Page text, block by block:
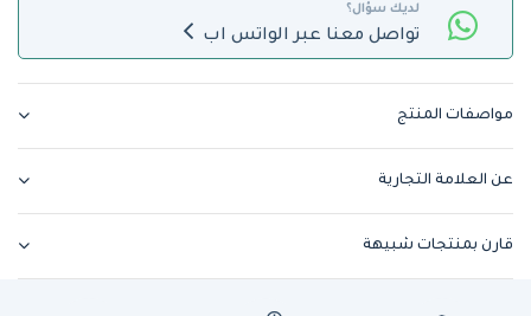
لديك سؤال؟
تواصل معنا عبر الواتس اب
مواصفات المنتج
عن العلامة التجارية
قارن بمنتجات شبيهة